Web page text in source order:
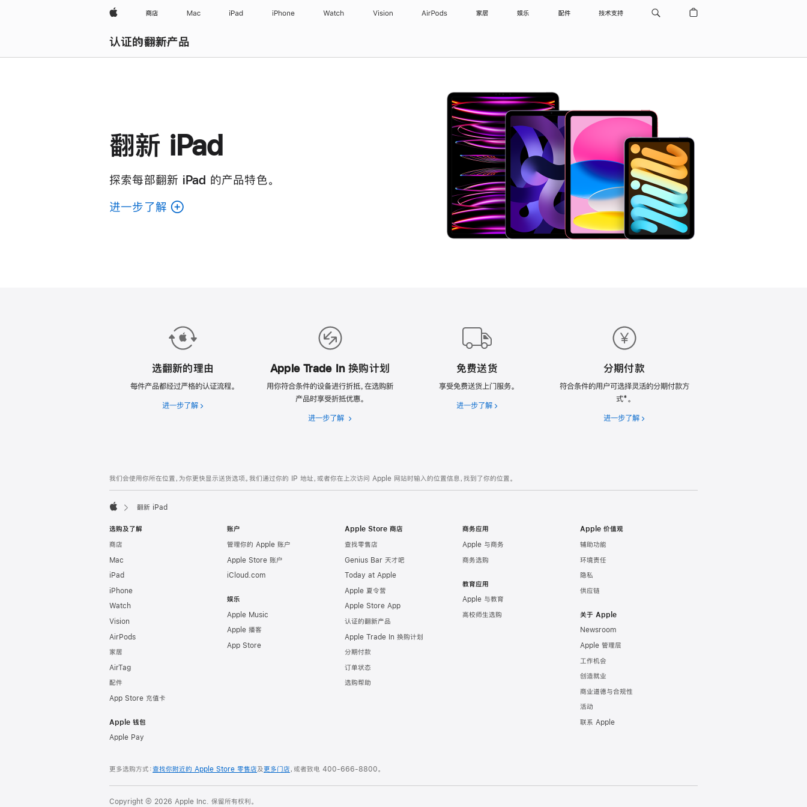
Apple 商店 Mac iPad iPhone Watch Vision AirPods 家居 娱乐 配件 技术支持
认证的翻新产品
浏览全部
翻新 iPad
探索每部翻新 iPad 的产品特色。
进一步了解
选翻新的理由
每件产品都经过严格的认证流程。
进一步了解选
Apple Trade In 换购计划
用你符合条件的设备进行折抵，在选购新
产品时享受折抵优惠。
进一步了解 Apple
计
划
免费送货
享受免费送货上门服务。
进一步了解免
分期付款
符合条件的用户可选择灵活的分期付款方
式*。
进一步了解分
页
脚
注
我们会使用你所在位置，为你更快显示送货选项。我们通过你的 IP 地址，或者你在上次访问 Apple 网站时输入的位置信息，找到了你的位置。
翻新 iPad
选购及了解
商店
Mac
iPad
iPhone
Watch
Vision
AirPods
家居
AirTag
配件
App Store 充值卡
Apple 钱包
Apple Pay
账户
管理你的 Apple 账户
Apple Store 账户
iCloud.com
娱乐
Apple Music
Apple 播客
App Store
Apple Store 商店
查找零售店
Genius Bar 天才吧
Today at Apple
Apple 夏令营
Apple Store App
认证的翻新产品
Apple Trade In 换购计划
分期付款
订单状态
选购帮助
商务应用
Apple 与商务
商务选购
教育应用
Apple 与教育
高校师生选购
Apple 价值观
辅助功能
环境责任
隐私
供应链
关于 Apple
Newsroom
Apple 管理层
工作机会
创造就业
商业道德与合规性
活动
联系 Apple
更多选购方式：查找你附近的 Apple Store 零售店及更多门店，或者致电 400-666-8800。
Copyright © 2026 Apple Inc. 保留所有权利。